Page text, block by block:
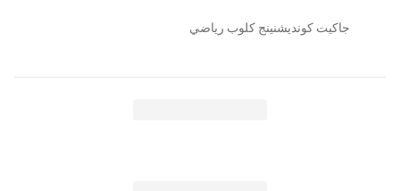
جاكيت كونديشنينج كلوب رياضي